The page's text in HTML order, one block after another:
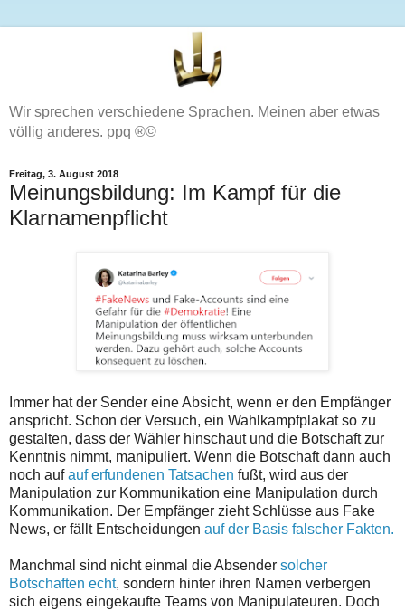
Wir sprechen verschiedene Sprachen. Meinen aber etwas
völlig anderes. ppq ®©
Freitag, 3. August 2018
Meinungsbildung: Im Kampf für die
Klarnamenpflicht
Immer hat der Sender eine Absicht, wenn er den Empfänger
anspricht. Schon der Versuch, ein Wahlkampfplakat so zu
gestalten, dass der Wähler hinschaut und die Botschaft zur
Kenntnis nimmt, manipuliert. Wenn die Botschaft dann auch
noch aufauf erfundenen Tatsachen fußt, wird aus der
Manipulation zur Kommunikation eine Manipulation durch
Kommunikation. Der Empfänger zieht Schlüsse aus Fake
News, er fällt Entscheidungen auf der Basis falscher Fakten.
Manchmal sind nicht einmal die Absender solcher
Botschaften echt, sondern hinter ihren Namen verbergen
sich eigens eingekaufte Teams von Manipulateuren. Doch